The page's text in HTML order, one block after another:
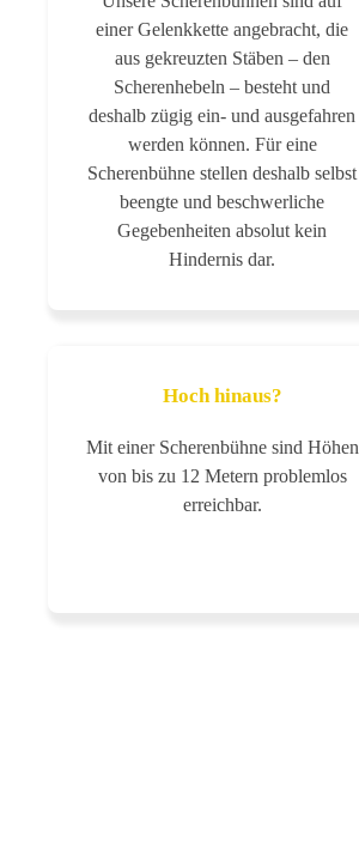
einer Gelenkkette angebracht, die
aus gekreuzten Stäben – den
Scherenhebeln – besteht und
deshalb zügig ein- und ausgefahren
werden können. Für eine
Scherenbühne stellen deshalb selbst
beengte und beschwerliche
Gegebenheiten absolut kein
Hindernis dar.
Hoch hinaus?
Mit einer Scherenbühne sind Höhen
von bis zu 12 Metern problemlos
erreichbar.